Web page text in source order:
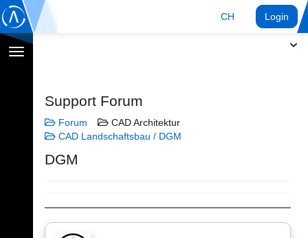
CH Login
Navigation
Support Forum
Forum
CAD Architektur
CAD Landschaftsbau / DGM
DGM